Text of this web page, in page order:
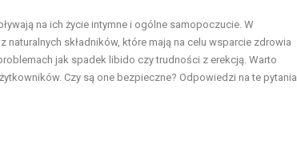
na ich życie intymne i ogólne samopoczucie. W
składników, które mają na celu wsparcie zdrowia
jak spadek libido czy trudności z erekcją. Warto
Czy są one bezpieczne? Odpowiedzi na te pytania